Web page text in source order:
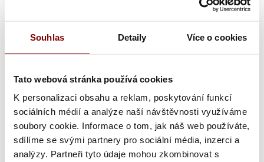
Souhlas Detaily Více o cookies
Tato webová stránka používá cookies
K personalizaci obsahu a reklam, poskytování funkcí
sociálních médií a analýze naší návštěvnosti využíváme
soubory cookie. Informace o tom, jak náš web používáte,
sdílíme se svými partnery pro sociální média, inzerci a
analýzy. Partneři tyto údaje mohou zkombinovat s
Popis a parametre
Soubory
Kategória
Dian Pisa kuchárska obuv pánska aj
dámska protišmyková čierna